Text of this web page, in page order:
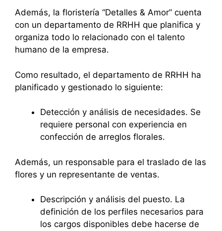
Además, la floristería “Detalles & Amor” cuenta
con un departamento de RRHH que planifica y
organiza todo lo relacionado con el talento
humano de la empresa.
Como resultado, el departamento de RRHH ha
planificado y gestionado lo siguiente:
Detección y análisis de necesidades. Se
requiere personal con experiencia en
confección de arreglos florales.
Además, un responsable para el traslado de las
flores y un representante de ventas.
Descripción y análisis del puesto. La
definición de los perfiles necesarios para
los cargos disponibles debe hacerse de